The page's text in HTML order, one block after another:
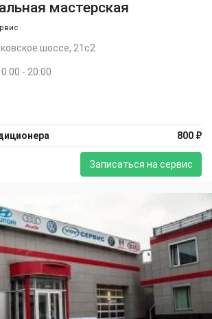
мастерская
шоссе, 21с2
- 20:00
800 ₽
Записаться на сервис